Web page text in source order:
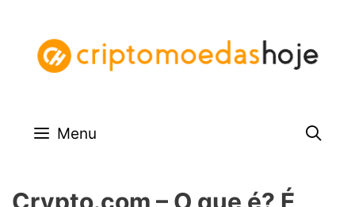
conteúdo
Menu
Crypto.com – O que é? É